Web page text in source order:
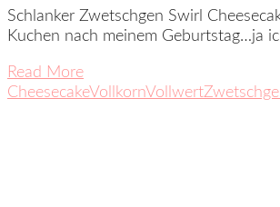
Schlanker Zwetschgen Swirl
Kuchen nach meinem Geburtstag…ja
Read More
CheesecakeVollkornVollwert